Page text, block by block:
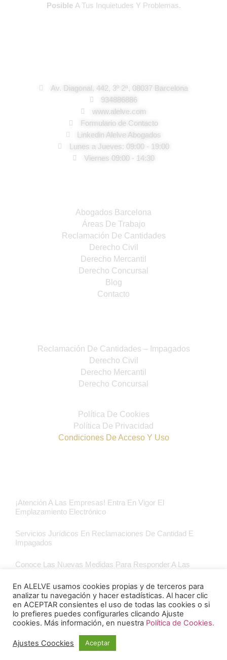
Posible A Tus Inquietudes Y Problemas.
Av. Diagonal, 442, 3º 2ª, 08037 Barcelona
934886886
www.alelve.com
Formulario de Contacto
Linkedin Alelve Abogados
Lunes a Jueves: 09:00 - 19:00
Viernes 09:00 - 14:30
Abogados Barcelona
Áreas De Trabajo
Reclamación De Cantidades
Derecho Civil
Derecho Mercantil
Derecho Concursal
Blog
Contacto
Reclamación De Cantidades – Impagados
Derecho Civil
Derecho Mercantil
Derecho Concursal
Política De Cookies
Política De Privacidad
Condiciones De Acceso Y Uso
¡Atención A Las Empresas! Entra En Vigor El
Emplazamiento Electrónico
Servicios Jurídicos En Reclamaciones De Cantidad E
Impagados
Conoce Las Nuevas Medidas Para Responder A Las
Finaliza La Moratoria Concursal
Ⓒ 2024 - Alelve Abogados Barcelona - Design by Graficoyweb
En ALELVE usamos cookies propias y de terceros para
analizar tu navegación y hacer estadísticas. Al hacer clic
en ACEPTAR consientes el uso de todas las cookies o si
lo prefieres puedes configurarles clicando Ajuste
cookies. Más información, en nuestra Política de Cookies.
Ajustes Coockies Aceptar